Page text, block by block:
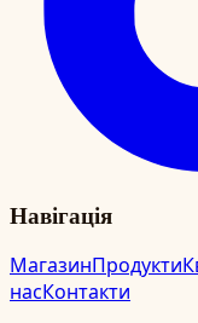
Навігація
МагазинПродукти
насКонтакти